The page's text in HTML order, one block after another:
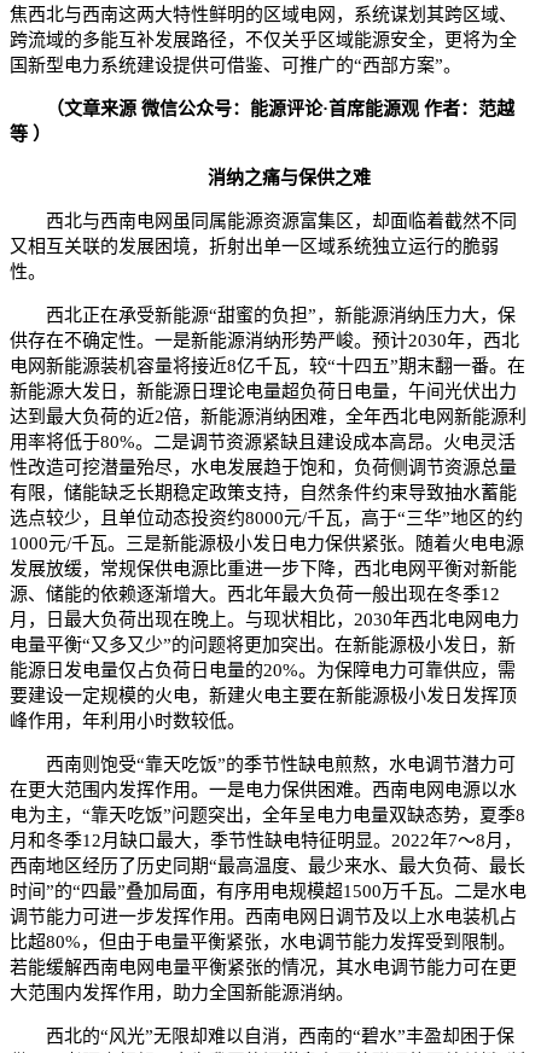
焦西北与西南这两大特性鲜明的区域电网，系统谋划其跨区域、
跨流域的多能互补发展路径，不仅关乎区域能源安全，更将为全
国新型电力系统建设提供可借鉴、可推广的“西部方案”。
（文章来源 微信公众号：能源评论·首席能源观 作者：范越
等 ）
消纳之痛与保供之难
西北与西南电网虽同属能源资源富集区，却面临着截然不同
又相互关联的发展困境，折射出单一区域系统独立运行的脆弱
性。
西北正在承受新能源“甜蜜的负担”，新能源消纳压力大，保
供存在不确定性。一是新能源消纳形势严峻。预计2030年，西北
电网新能源装机容量将接近8亿千瓦，较“十四五”期末翻一番。在
新能源大发日，新能源日理论电量超负荷日电量，午间光伏出力
达到最大负荷的近2倍，新能源消纳困难，全年西北电网新能源利
用率将低于80%。二是调节资源紧缺且建设成本高昂。火电灵活
性改造可挖潜量殆尽，水电发展趋于饱和，负荷侧调节资源总量
有限，储能缺乏长期稳定政策支持，自然条件约束导致抽水蓄能
选点较少，且单位动态投资约8000元/千瓦，高于“三华”地区的约
1000元/千瓦。三是新能源极小发日电力保供紧张。随着火电电源
发展放缓，常规保供电源比重进一步下降，西北电网平衡对新能
源、储能的依赖逐渐增大。西北年最大负荷一般出现在冬季12
月，日最大负荷出现在晚上。与现状相比，2030年西北电网电力
电量平衡“又多又少”的问题将更加突出。在新能源极小发日，新
能源日发电量仅占负荷日电量的20%。为保障电力可靠供应，需
要建设一定规模的火电，新建火电主要在新能源极小发日发挥顶
峰作用，年利用小时数较低。
西南则饱受“靠天吃饭”的季节性缺电煎熬，水电调节潜力可
在更大范围内发挥作用。一是电力保供困难。西南电网电源以水
电为主，“靠天吃饭”问题突出，全年呈电力电量双缺态势，夏季8
月和冬季12月缺口最大，季节性缺电特征明显。2022年7～8月，
西南地区经历了历史同期“最高温度、最少来水、最大负荷、最长
时间”的“四最”叠加局面，有序用电规模超1500万千瓦。二是水电
调节能力可进一步发挥作用。西南电网日调节及以上水电装机占
比超80%，但由于电量平衡紧张，水电调节能力发挥受到限制。
若能缓解西南电网电量平衡紧张的情况，其水电调节能力可在更
大范围内发挥作用，助力全国新能源消纳。
西北的“风光”无限却难以自消，西南的“碧水”丰盈却困于保